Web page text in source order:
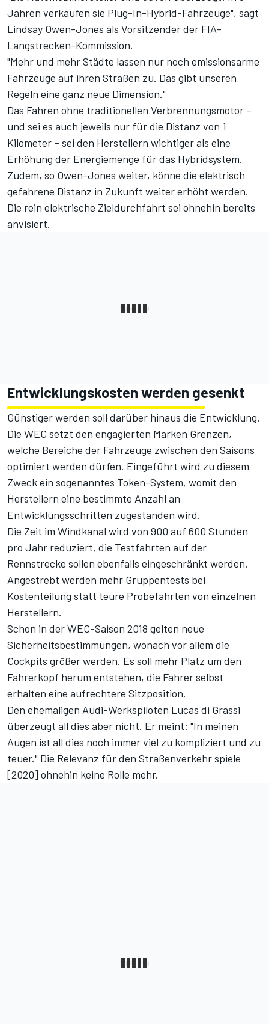
Jahren verkaufen sie Plug-In-Hybrid-Fahrzeuge", sagt
Lindsay Owen-Jones als Vorsitzender der FIA-
Langstrecken-Kommission.
"Mehr und mehr Städte lassen nur noch emissionsarme
Fahrzeuge auf ihren Straßen zu. Das gibt unseren
Regeln eine ganz neue Dimension."
Das Fahren ohne traditionellen Verbrennungsmotor –
und sei es auch jeweils nur für die Distanz von 1
Kilometer – sei den Herstellern wichtiger als eine
Erhöhung der Energiemenge für das Hybridsystem.
Zudem, so Owen-Jones weiter, könne die elektrisch
gefahrene Distanz in Zukunft weiter erhöht werden.
Die rein elektrische Zieldurchfahrt sei ohnehin bereits
anvisiert.
Entwicklungskosten werden gesenkt
Günstiger werden soll darüber hinaus die Entwicklung.
Die WEC setzt den engagierten Marken Grenzen,
welche Bereiche der Fahrzeuge zwischen den Saisons
optimiert werden dürfen. Eingeführt wird zu diesem
Zweck ein sogenanntes Token-System, womit den
Herstellern eine bestimmte Anzahl an
Entwicklungsschritten zugestanden wird.
Die Zeit im Windkanal wird von 900 auf 600 Stunden
pro Jahr reduziert, die Testfahrten auf der
Rennstrecke sollen ebenfalls eingeschränkt werden.
Angestrebt werden mehr Gruppentests bei
Kostenteilung statt teure Probefahrten von einzelnen
Herstellern.
Schon in der WEC-Saison 2018 gelten neue
Sicherheitsbestimmungen, wonach vor allem die
Cockpits größer werden. Es soll mehr Platz um den
Fahrerkopf herum entstehen, die Fahrer selbst
erhalten eine aufrechtere Sitzposition.
Den ehemaligen Audi-Werkspiloten Lucas di Grassi
überzeugt all dies aber nicht. Er meint: "In meinen
Augen ist all dies noch immer viel zu kompliziert und zu
teuer." Die Relevanz für den Straßenverkehr spiele
[2020] ohnehin keine Rolle mehr.